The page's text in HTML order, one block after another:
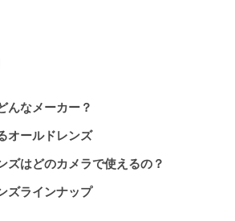
んなメーカー？
オールドレンズ
ズはどのカメラで使えるの？
ズラインナップ